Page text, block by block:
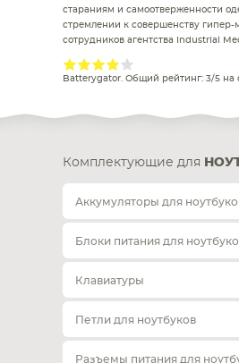
стараниям и самоотверженности
стремлении к совершенству гипер-
сотрудников агентства Industrial
Batterygator. Общий рейтинг: 3/5 на
Комплектующие для
Аккумуляторы для
Блоки питания для
Клавиатуры
Петли для ноутбуков
Разъемы питания для